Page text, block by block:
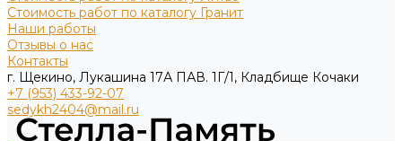
Стоимость работ по каталогу Гранит
Наши работы
Отзывы о нас
Контакты
г. Щекино, Лукашина 17А ПАВ. 1Г/1, Кладбище Кочаки
+7 (953) 433-92-07
sedykh2404@mail.ru